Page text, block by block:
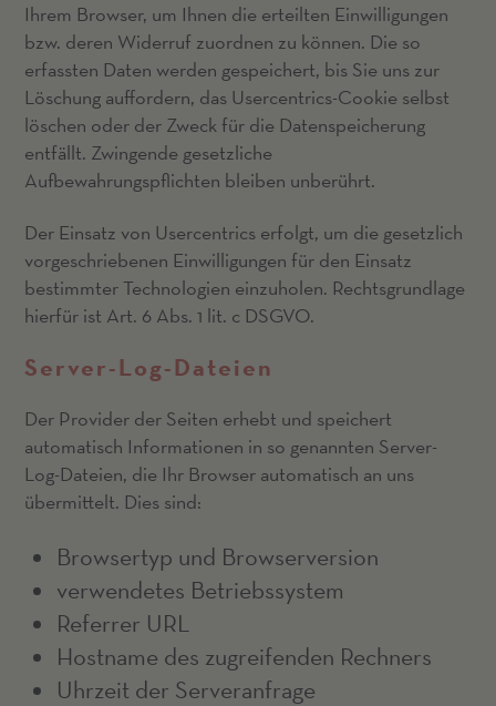
Ihrem Browser, um Ihnen die erteilten Einwilligungen
bzw. deren Widerruf zuordnen zu können. Die so
erfassten Daten werden gespeichert, bis Sie uns zur
Löschung auffordern, das Usercentrics-Cookie selbst
löschen oder der Zweck für die Datenspeicherung
entfällt. Zwingende gesetzliche
Aufbewahrungspflichten bleiben unberührt.
Der Einsatz von Usercentrics erfolgt, um die gesetzlich
vorgeschriebenen Einwilligungen für den Einsatz
bestimmter Technologien einzuholen. Rechtsgrundlage
hierfür ist Art. 6 Abs. 1 lit. c DSGVO.
Server-Log-Dateien
Der Provider der Seiten erhebt und speichert
automatisch Informationen in so genannten Server-
Log-Dateien, die Ihr Browser automatisch an uns
übermittelt. Dies sind:
Browsertyp und Browserversion
verwendetes Betriebssystem
Referrer URL
Hostname des zugreifenden Rechners
Uhrzeit der Serveranfrage